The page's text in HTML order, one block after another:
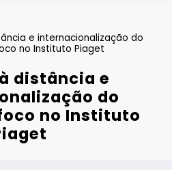
e internacionalização do
no Instituto Piaget
distância e
do
no Instituto